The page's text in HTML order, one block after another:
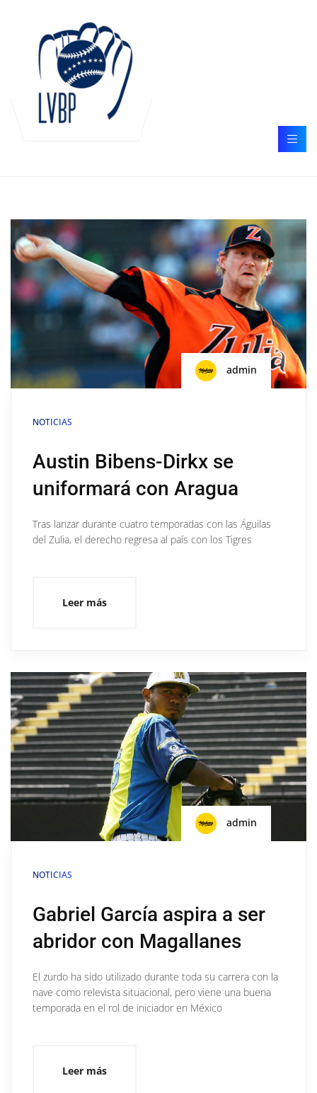
admin
NOTICIAS
Austin Bibens-Dirkx se
uniformará con Aragua
Tras lanzar durante cuatro temporadas con las Águilas
del Zulia, el derecho regresa al país con los Tigres
Leer más
admin
NOTICIAS
Gabriel García aspira a ser
abridor con Magallanes
El zurdo ha sido utilizado durante toda su carrera con la
nave como relevista situacional, pero viene una buena
temporada en el rol de iniciador en México
Leer más